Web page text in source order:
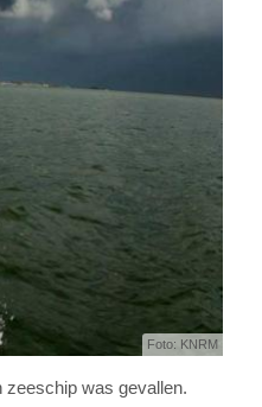
Foto: KNRM
zeeschip was gevallen.